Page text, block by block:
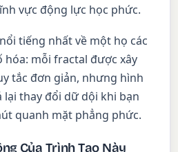
vực động lực học phức.
tiếng nhất về một họ các
hóa: mỗi fractal được xây
tắc đơn giản, nhưng hình
thay đổi dữ dội khi bạn
quanh mặt phẳng phức.
Của Trình Tạo Này